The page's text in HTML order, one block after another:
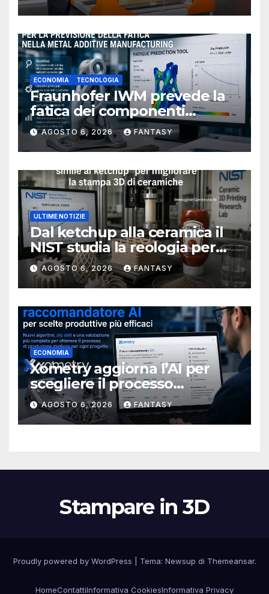
ECONOMIA TECNOLOGIA
Fraunhofer IWM prevede la
fatica dei componenti
metallici stampati in 3D
AGOSTO 6, 2026 FANTASY
ULTIME NOTIZIE
Dal ketchup alla ceramica il
NIST studia la reologia per
rendere più affidabile la
stampa 3D
AGOSTO 6, 2026 FANTASY
ECONOMIA
Xometry aggiorna l’AI per
scegliere il processo
produttivo più adatto
AGOSTO 6, 2026 FANTASY
Stampare in 3D
Proudly powered by WordPress Tema: Newsup di Themeansar.
HomeContattiInformativa CookiesInformativa Privacy